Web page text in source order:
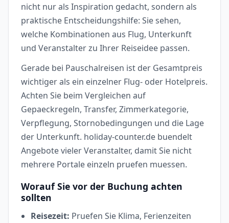
nicht nur als Inspiration gedacht, sondern als
praktische Entscheidungshilfe: Sie sehen,
welche Kombinationen aus Flug, Unterkunft
und Veranstalter zu Ihrer Reiseidee passen.
Gerade bei Pauschalreisen ist der Gesamtpreis
wichtiger als ein einzelner Flug- oder Hotelpreis.
Achten Sie beim Vergleichen auf
Gepaeckregeln, Transfer, Zimmerkategorie,
Verpflegung, Stornobedingungen und die Lage
der Unterkunft. holiday-counter.de buendelt
Angebote vieler Veranstalter, damit Sie nicht
mehrere Portale einzeln pruefen muessen.
Worauf Sie vor der Buchung achten
sollten
Reisezeit: Pruefen Sie Klima, Ferienzeiten